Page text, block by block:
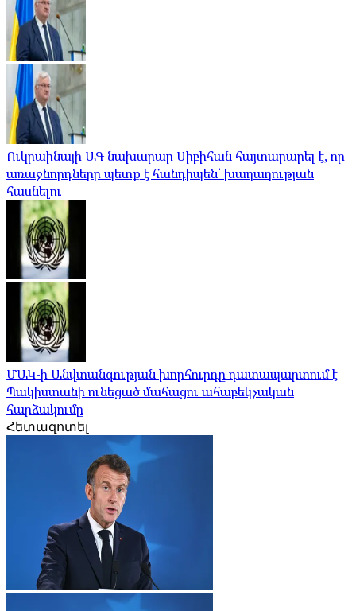
Ուկրաինայի ԱԳ նախարար Սիբիհան հայտարարել է, որ
առաջնորդները պետք է հանդիպեն՝ խաղաղության
հասնելու
ՄԱԿ-ի Անվտանգության խորհուրդը դատապարտում է
Պակիստանի ունեցած մահացու ահաբեկչական
հարձակումը
Հետազոտել